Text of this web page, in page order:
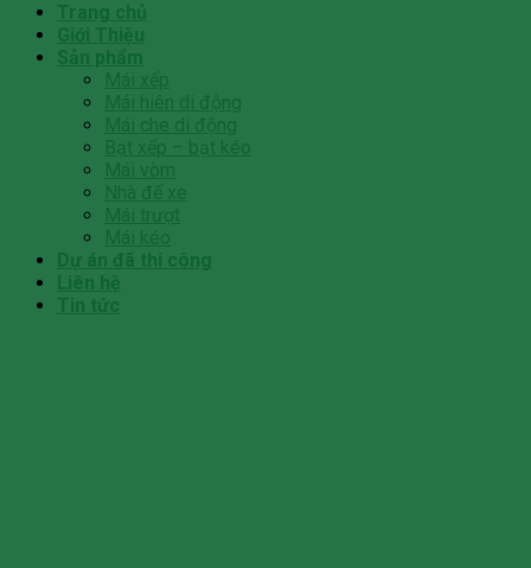
Trang chủ
Giới Thiệu
Sản phẩm
Mái xếp
Mái hiên di động
Mái che di động
Bạt xếp – bạt kéo
Mái vòm
Nhà để xe
Mái trượt
Mái kéo
Dự án đã thi công
Liên hệ
Tin tức